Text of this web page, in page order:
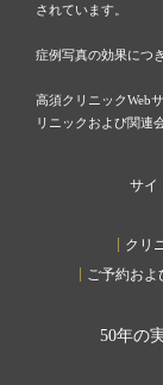
されています。
症例写真の効果につ
高須クリニックWeb
リニックおよび関連
サイ
クリ
ご予約およ
50年の